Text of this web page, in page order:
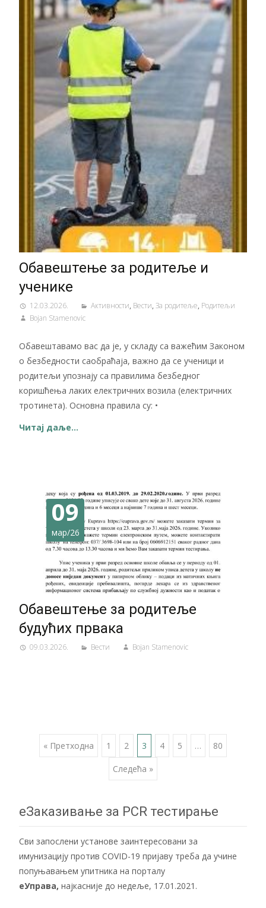
Обавештење за родитеље и
ученике
12.03.2026. Активности, Вести, За родитеље, Родитељи
Bojan Stamenovic
Обавештавамо вас да је, у складу са важећим Законом
о безбедности саобраћаја, важно да се ученици и
родитељи упознају са правилима безбедног
коришћења лаких електричних возила (електричних
тротинета). Основна правила су: •
Читај даље…
09
мар/26
Обавештење за родитеље
будућих првака
09.03.2026. Вести Bojan Stamenovic
Posts
navigation
« Претходна 1 2 3 4 5 … 80
Следећа »
еЗаказивање за PCR тестирање
Сви запослени установе заинтересовани за
имунизацију против COVID-19 пријаву треба да учине
попуњавањем упитника на порталу
еУправа, најкасније до недеље, 17.01.2021.